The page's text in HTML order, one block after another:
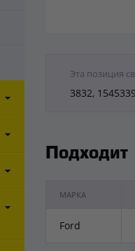
Эта позиция
3832,
Подходит
МАРКА
Ford